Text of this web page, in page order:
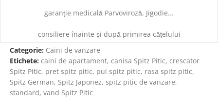
garanție medicală Parvoviroză, Jigodie...
consiliere înainte și după primirea cățelului
Categorie: Caini de vanzare
Etichete: caini de apartament, canisa Spitz Pitic, crescator
Spitz Pitic, pret spitz pitic, pui spitz pitic, rasa spitz pitic,
Spitz German, Spitz Japonez, spitz pitic de vanzare,
standard, vand Spitz Pitic